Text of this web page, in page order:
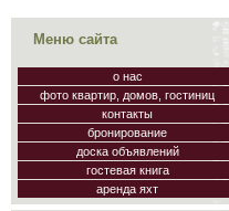
Меню сайта
о нас
фото квартир, домов, гостиниц
контакты
бронирование
доска объявлений
гостевая книга
аренда яхт